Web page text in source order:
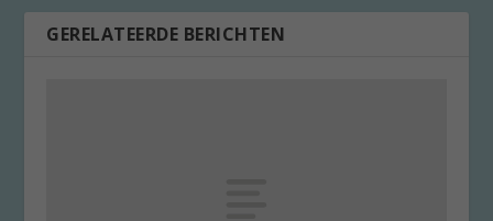
GERELATEERDE BERICHTEN